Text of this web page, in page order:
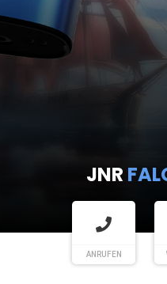
JNR
ANRUFEN